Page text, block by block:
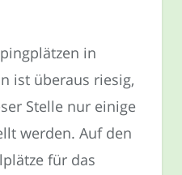
in
ist überaus riesig,
Stelle nur einige
werden. Auf den
für das